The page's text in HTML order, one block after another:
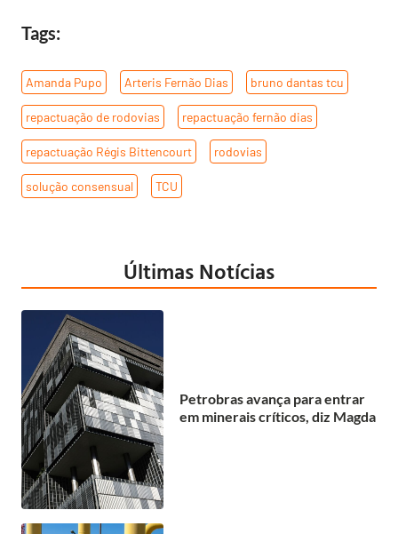
Tags:
Amanda Pupo Arteris Fernão Dias bruno dantas tcu
repactuação de rodovias repactuação fernão dias
repactuação Régis Bittencourt rodovias
solução consensual TCU
Últimas Notícias
Petrobras avança para entrar
em minerais críticos, diz Magda